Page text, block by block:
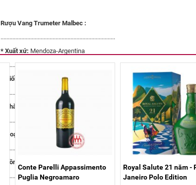
Rượu Vang Trumeter Malbec :
.............................................................................
* Xuất xứ: Mendoza-Argentina
.............................................................................
* Giống nho:
.............................................................................
Nhà sản xuất:
Rutini Wines
.............................................................................
* Loại rượu:
Vang đỏ
.............................................................................
* Nồng độ:
.............................................................................
Conte Parelli Appassimento
Puglia Negroamaro
Royal Salute 21 năm -
Janeiro Polo Edition